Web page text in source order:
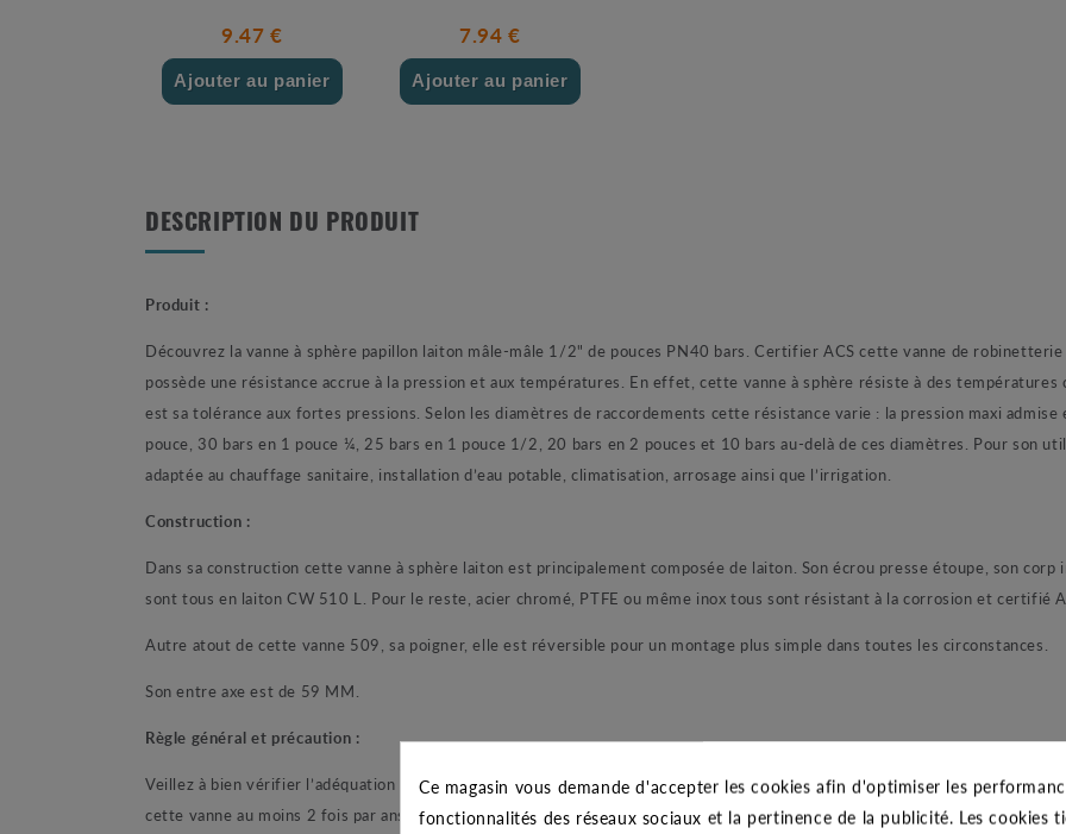
9.47 €
Ajouter au panier
7.94 €
Ajouter au panier
DESCRIPTION DU PRODUIT
Produit :
Découvrez la vanne à sphère papillon laiton mâle-mâle 1/2" de pouces PN40 bars. Certifier ACS cette vanne de
possède une résistance accrue à la pression et aux températures. En effet, cette vanne à sphère résiste à des
est sa tolérance aux fortes pressions. Selon les diamètres de raccordements cette résistance varie : la pression maxi
pouce, 30 bars en 1 pouce ¼, 25 bars en 1 pouce 1/2, 20 bars en 2 pouces et 10 bars au-delà de ces diamètres. Pour son
adaptée au chauffage sanitaire, installation d’eau potable, climatisation, arrosage ainsi que l’irrigation.
Construction :
Dans sa construction cette vanne à sphère laiton est principalement composée de laiton. Son écrou presse étoupe, son
sont tous en laiton CW 510 L. Pour le reste, acier chromé, PTFE ou même inox tous sont résistant à la corrosion et certifié
Autre atout de cette vanne 509, sa poigner, elle est réversible pour un montage plus simple dans toutes les circonstances.
Son entre axe est de 59 MM.
Règle général et précaution :
Veillez à bien vérifier l’adéquation entre cette vanne à sphère et les conditions de service (fluide, pression, température).
cette vanne au moins 2 fois par ans.
Ce magasin vous demande d'accepter les cookies afin d'optimiser les
fonctionnalités des réseaux sociaux et la pertinence de la publicité. Les cookies